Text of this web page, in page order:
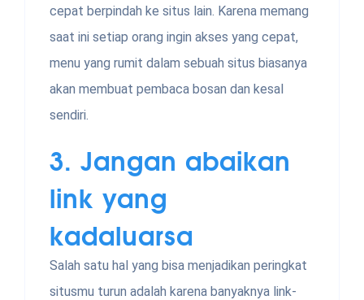
cepat berpindah ke situs lain. Karena memang
saat ini setiap orang ingin akses yang cepat,
menu yang rumit dalam sebuah situs biasanya
akan membuat pembaca bosan dan kesal
sendiri.
3. Jangan abaikan
link yang
kadaluarsa
Salah satu hal yang bisa menjadikan peringkat
situsmu turun adalah karena banyaknya link-